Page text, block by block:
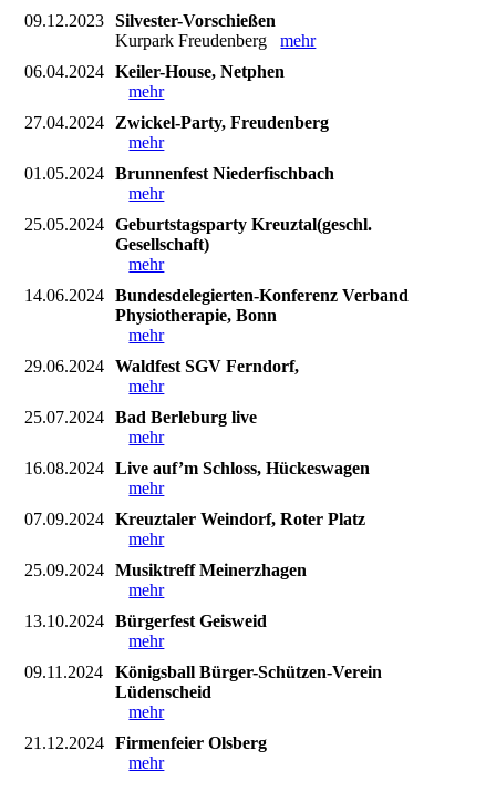
09.12.2023
Silvester-Vorschießen
Kurpark Freudenbergmehr
06.04.2024
Keiler-House, Netphen
mehr
27.04.2024
Zwickel-Party, Freudenberg
mehr
01.05.2024
Brunnenfest Niederfischbach
mehr
25.05.2024
Geburtstagsparty Kreuztal(geschl.
Gesellschaft)
mehr
14.06.2024
Bundesdelegierten-Konferenz Verband
Physiotherapie, Bonn
mehr
29.06.2024
Waldfest SGV Ferndorf,
mehr
25.07.2024
Bad Berleburg live
mehr
16.08.2024
Live auf’m Schloss, Hückeswagen
mehr
07.09.2024
Kreuztaler Weindorf, Roter Platz
mehr
25.09.2024
Musiktreff Meinerzhagen
mehr
13.10.2024
Bürgerfest Geisweid
mehr
09.11.2024
Königsball Bürger-Schützen-Verein
Lüdenscheid
mehr
21.12.2024
Firmenfeier Olsberg
mehr